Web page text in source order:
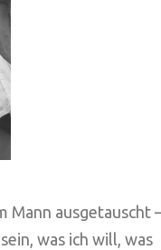
Mann ausgetauscht
was ich will, was